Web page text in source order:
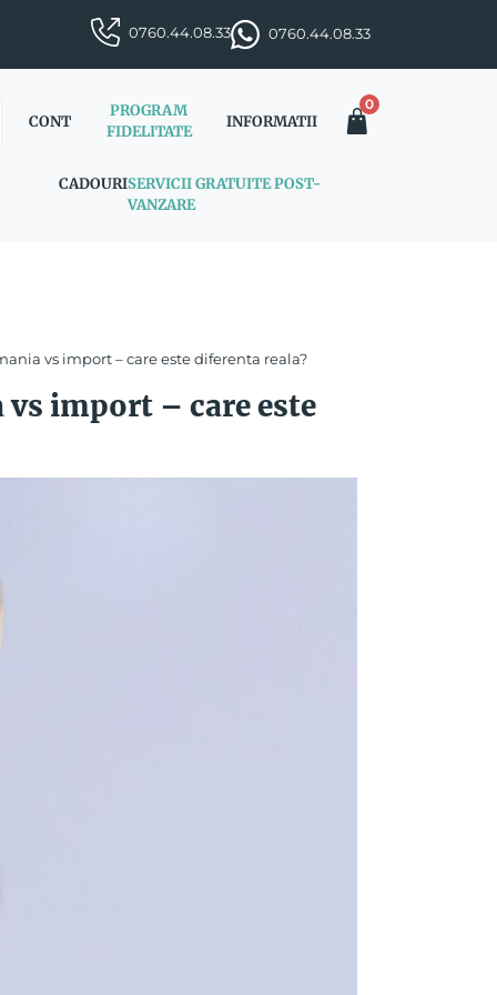
0760.44.08.33 0760.44.08.33
CONT
PROGRAM
FIDELITATE
INFORMATII
0
CADOURISERVICII GRATUITE POST-
VANZARE
vs import – care este diferenta reala?
import – care este